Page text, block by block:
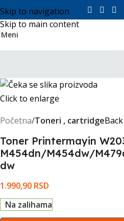
Skip to navigation
Skip to main content
Meni
Click to enlarge
Početna Toneri , cartridge
Toner Printermayin
M454dn/M454dw/
dw
1.990,90 RSD
Na zalihama